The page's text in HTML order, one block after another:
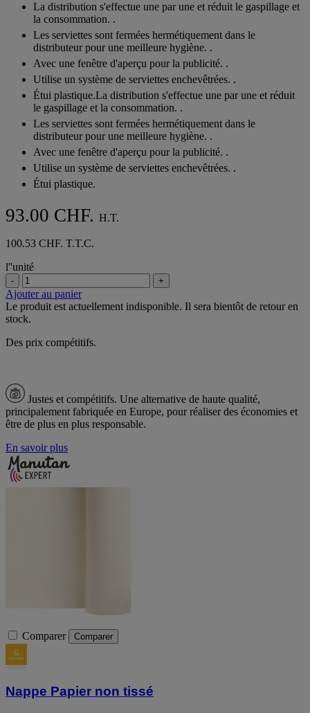
avis
étoiles.
La distribution s'effectue une par une et réduit le gaspillage et
la consommation. .
Les serviettes sont fermées hermétiquement dans le
distributeur pour une meilleure hygiène. .
Avec une fenêtre d'aperçu pour la publicité. .
Utilise un système de serviettes enchevêtrées. .
Étui plastique.La distribution s'effectue une par une et réduit
le gaspillage et la consommation. .
Les serviettes sont fermées hermétiquement dans le
distributeur pour une meilleure hygiène. .
Avec une fenêtre d'aperçu pour la publicité. .
Utilise un système de serviettes enchevêtrées. .
Étui plastique.
93.00 CHF. H.T.
100.53 CHF. T.T.C.
l''unité
- +
Ajouter au panier
Le produit est actuellement indisponible. Il sera bientôt de retour en
stock.
Des prix compétitifs.
Justes et compétitifs. Une alternative de haute qualité,
principalement fabriquée en Europe, pour réaliser des économies et
être de plus en plus responsable.
En savoir plus
Comparer Comparer
Nappe Papier non tissé